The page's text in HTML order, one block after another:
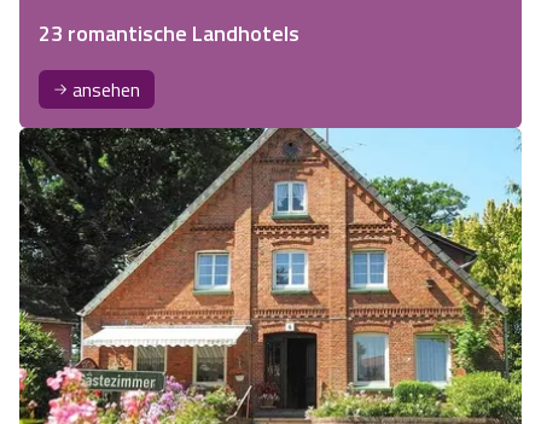
23 romantische Landhotels
ansehen